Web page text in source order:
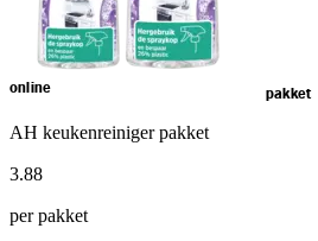
online pakket
AH keukenreiniger pakket
3.88
per pakket